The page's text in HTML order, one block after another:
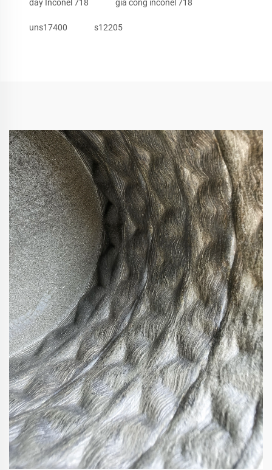
dây Inconel 718 gia công inconel 718
uns17400 s12205